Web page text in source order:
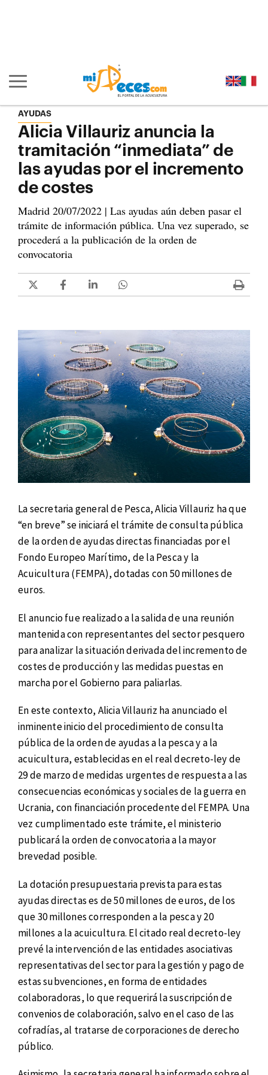
Mostrar/ocultar navegación principal
AYUDAS
Alicia Villauriz anuncia la
tramitación “inmediata” de
las ayudas por el incremento
de costes
Madrid 20/07/2022 | Las ayudas aún deben pasar el
trámite de información pública. Una vez superado, se
procederá a la publicación de la orden de
convocatoria
La secretaria general de Pesca, Alicia Villauriz ha que
“en breve” se iniciará el trámite de consulta pública
de la orden de ayudas directas financiadas por el
Fondo Europeo Marítimo, de la Pesca y la
Acuicultura (FEMPA), dotadas con 50 millones de
euros.
El anuncio fue realizado a la salida de una reunión
mantenida con representantes del sector pesquero
para analizar la situación derivada del incremento de
costes de producción y las medidas puestas en
marcha por el Gobierno para paliarlas.
En este contexto, Alicia Villauriz ha anunciado el
inminente inicio del procedimiento de consulta
pública de la orden de ayudas a la pesca y a la
acuicultura, establecidas en el real decreto-ley de
29 de marzo de medidas urgentes de respuesta a las
consecuencias económicas y sociales de la guerra en
Ucrania, con financiación procedente del FEMPA. Una
vez cumplimentado este trámite, el ministerio
publicará la orden de convocatoria a la mayor
brevedad posible.
La dotación presupuestaria prevista para estas
ayudas directas es de 50 millones de euros, de los
que 30 millones corresponden a la pesca y 20
millones a la acuicultura. El citado real decreto-ley
prevé la intervención de las entidades asociativas
representativas del sector para la gestión y pago de
estas subvenciones, en forma de entidades
colaboradoras, lo que requerirá la suscripción de
convenios de colaboración, salvo en el caso de las
cofradías, al tratarse de corporaciones de derecho
público.